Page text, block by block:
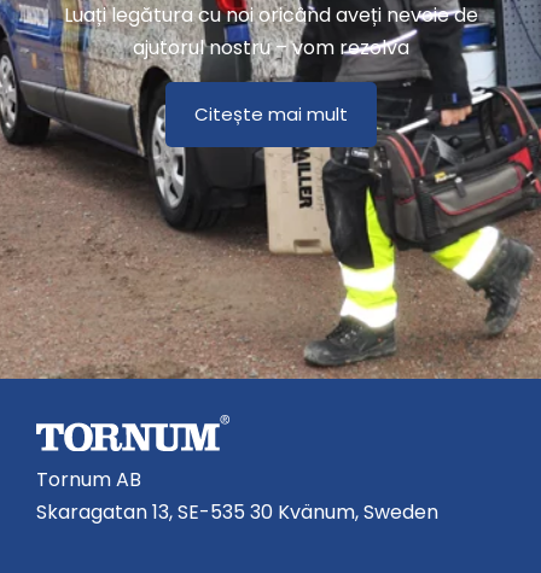
Luați legătura cu noi oricând aveți nevoie de
ajutorul nostru – vom rezolva
Citește mai mult
Tornum AB
Skaragatan 13, SE-535 30 Kvänum, Sweden